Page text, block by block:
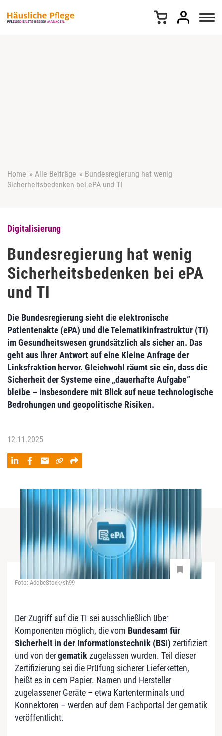
Home » Alle Beiträge » Bundesregierung hat wenig
Sicherheitsbedenken bei ePA und TI
Digitalisierung
Bundesregierung hat wenig
Sicherheitsbedenken bei ePA
und TI
Die Bundesregierung sieht die elektronische
Patientenakte (ePA) und die Telematikinfrastruktur (TI)
im Gesundheitswesen grundsätzlich als sicher an. Das
geht aus ihrer Antwort auf eine Kleine Anfrage der
Linksfraktion hervor. Gleichwohl räumt sie ein, dass die
Sicherheit der Systeme eine „dauerhafte Aufgabe“
bleibe – insbesondere mit Blick auf neue technologische
Bedrohungen und geopolitische Risiken.
12.11.2025
Foto: AdobeStock/sh99
Der Zugriff auf die TI sei ausschließlich über
Komponenten möglich, die vom Bundesamt für
Sicherheit in der Informationstechnik (BSI) zertifiziert
und von dergematikzugelassen wurden. Teil dieser
Zertifizierung sei die Prüfung sicherer Lieferketten,
heißt es in dem Papier. Namen und Hersteller
zugelassener Geräte – etwa Kartenterminals und
Konnektoren – werden auf dem Fachportal der gematik
veröffentlicht.